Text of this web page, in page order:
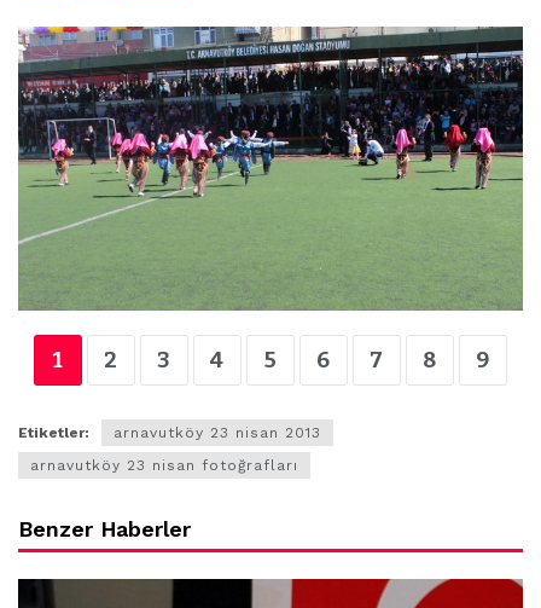
1 2 3 4 5 6 7 8 9
Etiketler:
arnavutköy 23 nisan 2013
arnavutköy 23 nisan fotoğrafları
Benzer Haberler